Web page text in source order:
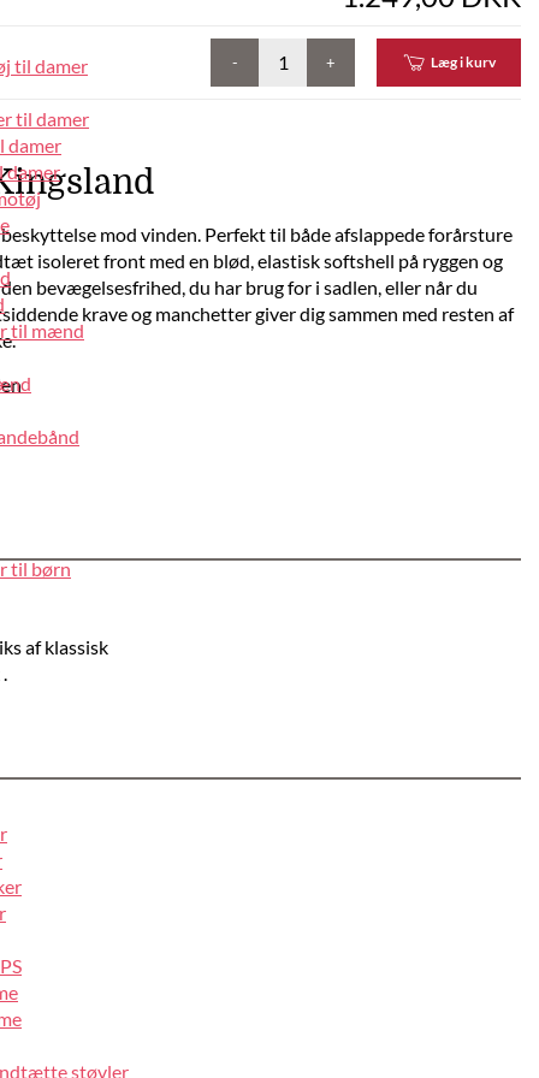
til damer
til damer
damer
damer
til mænd
til børn
støvler
- + Læg i kurv
mod vinden. Perfekt til både afslappede forårsture
isoleret front med en blød, elastisk softshell på ryggen og
bevægelsesfrihed, du har brug for i sadlen, eller når du
krave og manchetter giver dig sammen med resten af
af klassisk